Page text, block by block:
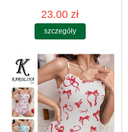
23.00 zł
szczegóły